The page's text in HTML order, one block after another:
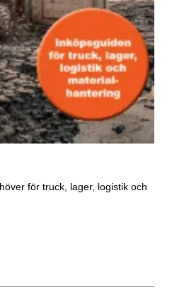
för truck, lager, logistik och